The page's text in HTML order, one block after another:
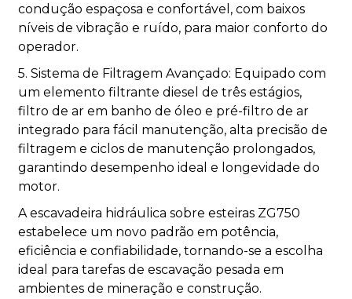
condução espaçosa e confortável, com baixos
níveis de vibração e ruído, para maior conforto do
operador.
5. Sistema de Filtragem Avançado: Equipado com
um elemento filtrante diesel de três estágios,
filtro de ar em banho de óleo e pré-filtro de ar
integrado para fácil manutenção, alta precisão de
filtragem e ciclos de manutenção prolongados,
garantindo desempenho ideal e longevidade do
motor.
A escavadeira hidráulica sobre esteiras ZG750
estabelece um novo padrão em potência,
eficiência e confiabilidade, tornando-se a escolha
ideal para tarefas de escavação pesada em
ambientes de mineração e construção.